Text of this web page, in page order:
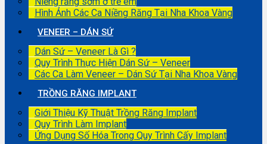
Hình Ảnh Các Ca Niềng Răng Tại Nha Khoa Vàng
VENEER – DÁN SỨ
Dán Sứ – Veneer Là Gì ?
Quy Trình Thực Hiện Dán Sứ – Veneer
Các Ca Làm Veneer – Dán Sứ Tại Nha Khoa Vàng
TRỒNG RĂNG IMPLANT
Giới Thiệu Kỹ Thuật Trồng Răng Implant
Quy Trình Làm Implant
Ứng Dụng Số Hóa Trong Quy Trình Cấy Implant